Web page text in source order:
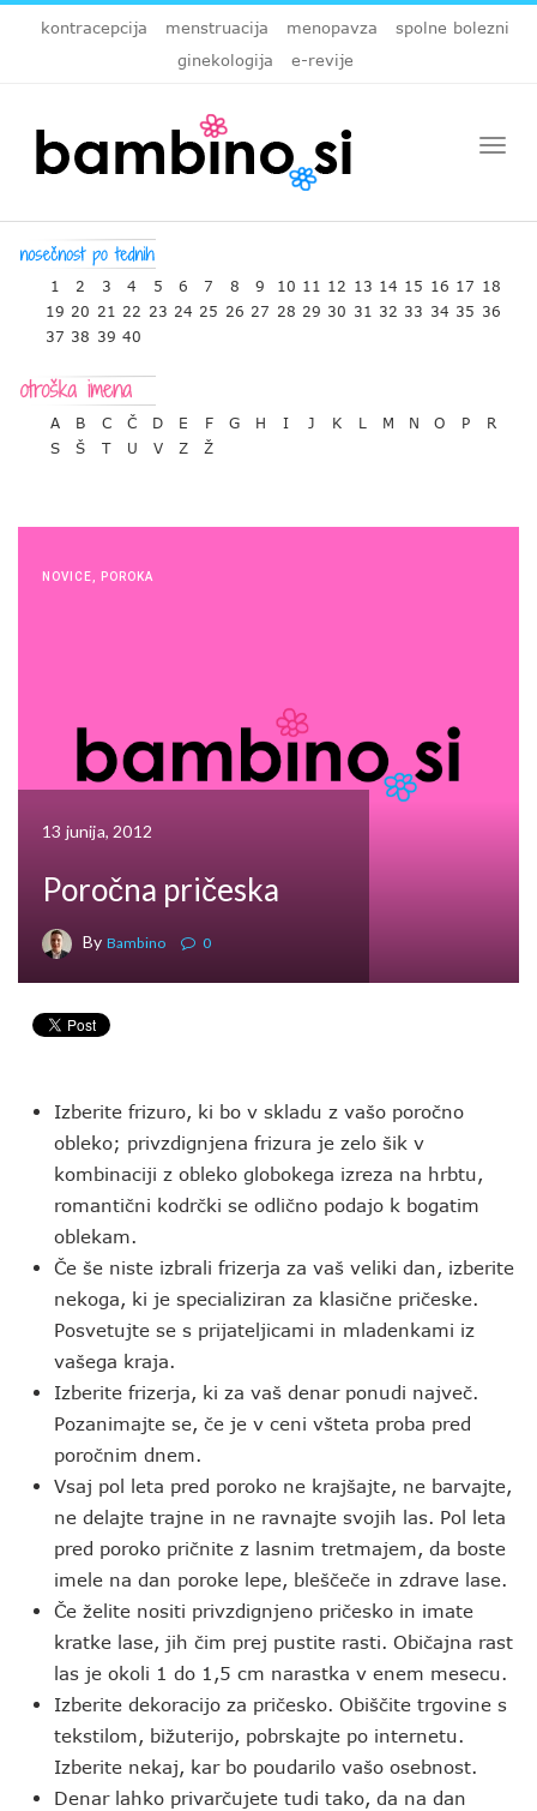
kontracepcija menstruacija menopavza
spolne bolezni
ginekologija
e-revije
1 2 3 4 5 6 7 8 9 10 11 12 13 14 15 16 17 18
19 20 21 22 23 24 25 26 27 28 29 30 31 32 33 34 35 36
37 38 39 40
A B C Č D E F G H I J K L M N O P
R
S
Š T U V Z Ž
NOVICE POROKA
13 junija, 2012
Poročna pričeska
By Bambino 0
Izberite frizuro, ki bo v skladu z vašo poročno
obleko; privzdignjena frizura je zelo šik v
kombinaciji z obleko globokega izreza na hrbtu,
romantični kodrčki se odlično podajo k bogatim
oblekam.
Če še niste izbrali frizerja za vaš veliki dan, izberite
nekoga, ki je specializiran za klasične pričeske.
Posvetujte se s prijateljicami in mladenkami iz
vašega kraja.
Izberite frizerja, ki za vaš denar ponudi največ.
Pozanimajte se, če je v ceni všteta proba pred
poročnim dnem.
Vsaj pol leta pred poroko ne krajšajte, ne barvajte,
ne delajte trajne in ne ravnajte svojih las. Pol leta
pred poroko pričnite z lasnim tretmajem, da boste
imele na dan poroke lepe, bleščeče in zdrave lase.
Če želite nositi privzdignjeno pričesko in imate
kratke lase, jih čim prej pustite rasti. Običajna rast
las je okoli 1 do 1,5 cm narastka v enem mesecu.
Izberite dekoracijo za pričesko. Obiščite trgovine s
tekstilom, bižuterijo, pobrskajte po internetu.
Izberite nekaj, kar bo poudarilo vašo osebnost.
Denar lahko privarčujete tudi tako, da na dan